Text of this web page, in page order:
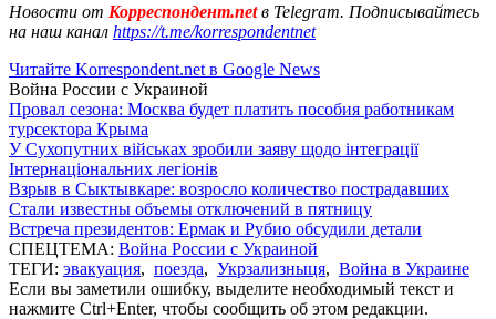
Новости от Корреспондент.netв Telegram. Подписывайтесь
на наш канал https://t.me/korrespondentnet
Читайте Korrespondent.net в Google News
Война России с Украиной
Провал сезона: Москва будет платить пособия работникам
турсектора Крыма
У Сухопутних військах зробили заяву щодо інтеграції
Інтернаціональних легіонів
Взрыв в Сыктывкаре: возросло количество пострадавших
Стали известны объемы отключений в пятницу
Встреча президентов: Ермак и Рубио обсудили детали
СПЕЦТЕМА: Война России с Украиной
ТЕГИ: эвакуация, поезда, Укрзализныця, Война в Украине
Если вы заметили ошибку, выделите необходимый текст и
нажмите Ctrl+Enter, чтобы сообщить об этом редакции.